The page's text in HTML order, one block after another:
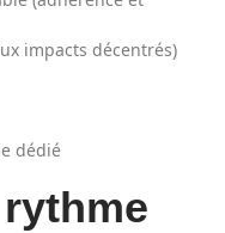
impacts décentrés)
dédié